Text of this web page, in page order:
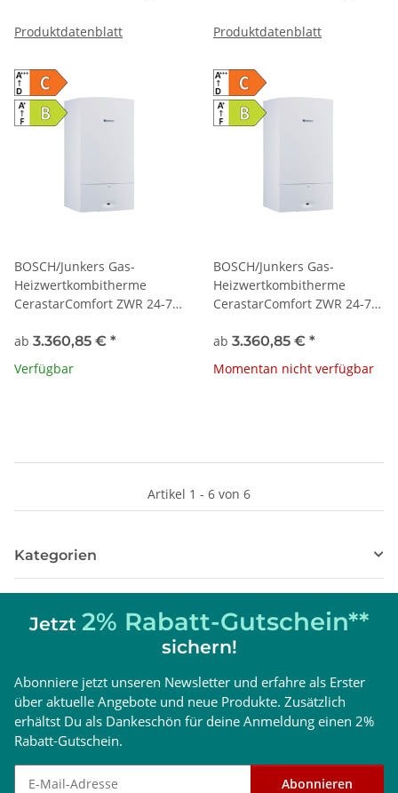
Produktdatenblatt Produktdatenblatt
BOSCH/Junkers Gas-
Heizwertkombitherme
CerastarComfort ZWR 24-7
ab 3.360,85 € *
Verfügbar
BOSCH/Junkers Gas-
Heizwertkombitherme
CerastarComfort ZWR 24-7
ab 3.360,85 € *
Momentan nicht verfügbar
Artikel 1 - 6 von 6
Kategorien
Jetzt 2% Rabatt-Gutschein**
sichern!
Abonniere jetzt unseren Newsletter und erfahre als Erster
über aktuelle Angebote und neue Produkte. Zusätzlich
erhältst Du als Dankeschön für deine Anmeldung einen 2%
Rabatt-Gutschein.
Newsletter abonnieren Abonnieren